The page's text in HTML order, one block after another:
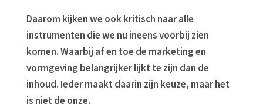
Daarom kijken we ook kritisch naar alle
instrumenten die we nu ineens voorbij zien
komen. Waarbij af en toe de marketing en
vormgeving belangrijker lijkt te zijn dan de
inhoud. Ieder maakt daarin zijn keuze, maar het
is niet de onze.